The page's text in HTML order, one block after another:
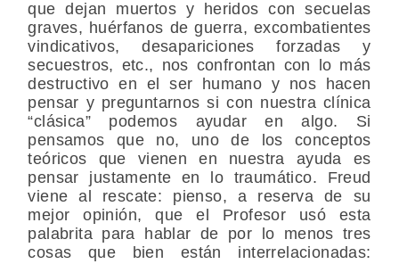
que dejan muertos y heridos con secuelas
graves, huérfanos de guerra, excombatientes
vindicativos, desapariciones forzadas y
secuestros, etc., nos confrontan con lo más
destructivo en el ser humano y nos hacen
pensar y preguntarnos si con nuestra clínica
“clásica” podemos ayudar en algo. Si
pensamos que no, uno de los conceptos
teóricos que vienen en nuestra ayuda es
pensar justamente en lo traumático. Freud
viene al rescate: pienso, a reserva de su
mejor opinión, que el Profesor usó esta
palabrita para hablar de por lo menos tres
cosas que bien están interrelacionadas: